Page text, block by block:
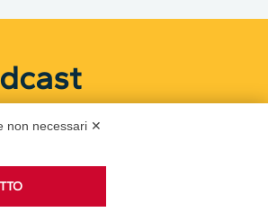
non necessari ✕